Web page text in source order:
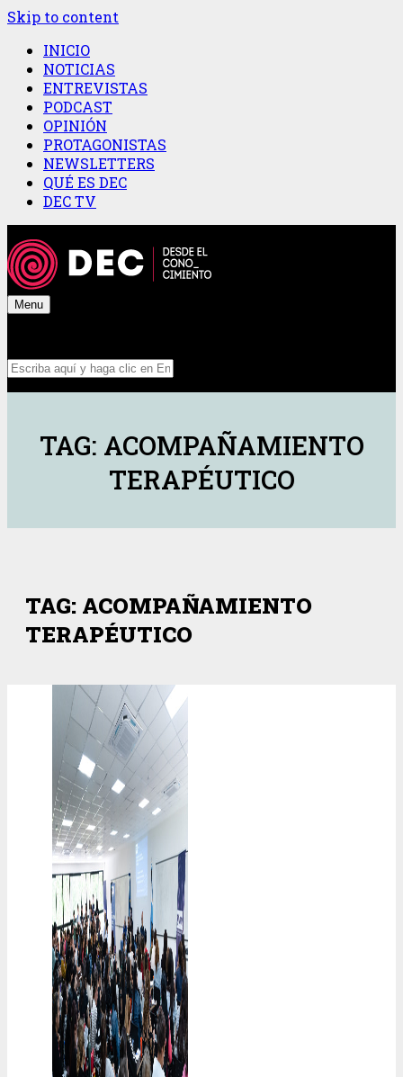
Skip to content
INICIO
NOTICIAS
ENTREVISTAS
PODCAST
OPINIÓN
PROTAGONISTAS
NEWSLETTERS
QUÉ ES DEC
DEC TV
Menu
TAG: ACOMPAÑAMIENTO
TERAPÉUTICO
TAG: ACOMPAÑAMIENTO
TERAPÉUTICO